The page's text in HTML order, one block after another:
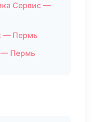
Сервис —
— Пермь
— Пермь